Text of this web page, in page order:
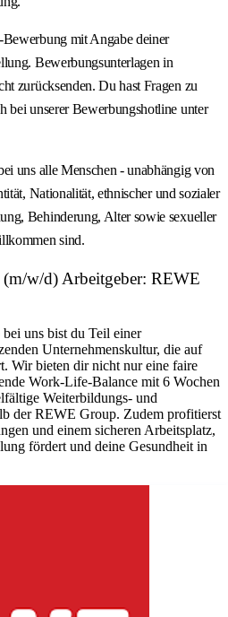
mit Angabe deiner
Bewerbungsunterlagen in
zurücksenden. Du hast Fragen zu
bei unserer Bewerbungshotline unter
uns alle Menschen - unabhängig von
Nationalität, ethnischer und sozialer
Behinderung, Alter sowie sexueller
sind.
w/d) Arbeitgeber: REWE
uns bist du Teil einer
Unternehmenskultur, die auf
Wir bieten dir nicht nur eine faire
Work-Life-Balance mit 6 Wochen
Weiterbildungs- und
der REWE Group. Zudem profitierst
und einem sicheren Arbeitsplatz,
fördert und deine Gesundheit in